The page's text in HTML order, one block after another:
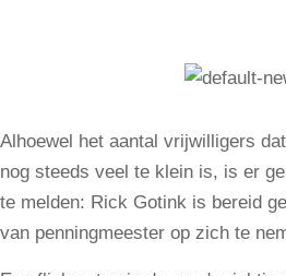
Alhoewel het aantal vrijwilligers
nog steeds veel te klein is, is er
te melden: Rick Gotink is bereid
van penningmeester op zich te